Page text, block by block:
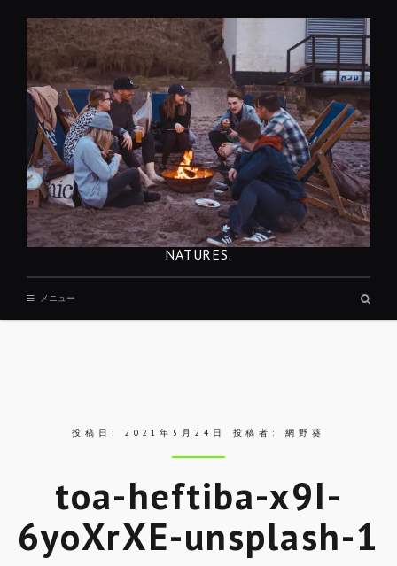
NATURES.
メニュー
投稿日: 2021年5月24日 投稿者: 網野葵
toa-heftiba-x9I-
6yoXrXE-unsplash-1